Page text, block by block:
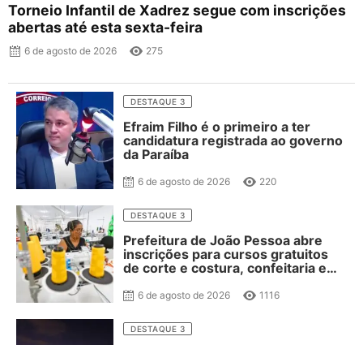
Torneio Infantil de Xadrez segue com inscrições
abertas até esta sexta-feira
6 de agosto de 2026 275
DESTAQUE 3
Efraim Filho é o primeiro a ter
candidatura registrada ao governo
da Paraíba
6 de agosto de 2026 220
DESTAQUE 3
Prefeitura de João Pessoa abre
inscrições para cursos gratuitos
de corte e costura, confeitaria e
6 de agosto de 2026 1116
DESTAQUE 3